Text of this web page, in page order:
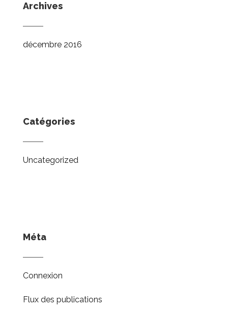
Archives
décembre 2016
Catégories
Uncategorized
Méta
Connexion
Flux des publications